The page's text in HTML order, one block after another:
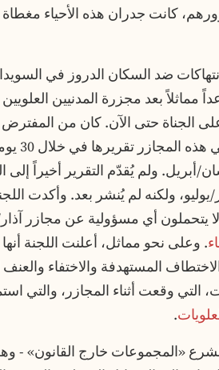
كانت جدران هذه الأحياء
ضد السكان الدروز في
مماثلاً بعد مجزرة المدنيين
الجناة حتى الآن. كان من المفترض
لثلاثة أشهر في 10 نيسان/أبريل. ولم يُقدّم التقرير
90 يوماً، في 20 تموز/يوليو، ولكنه لم يُنشر بعد.
يتحملون أي مسؤولية عن مجازر
. وعلى نحو مماثل، أعلنت اللجنة
المستهدفة والاختفاء والعنف
التي وقعت أثناء المجازر، والتي
.
«المجموعات خارج القانون» -